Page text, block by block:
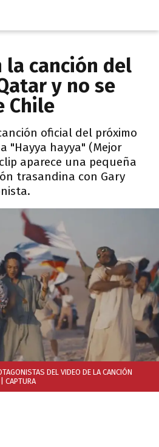
la canción del
y no se
Chile
oficial del próximo
"Hayya hayya" (Mejor
aparece una pequeña
trasandina con Gary
DEL VIDEO DE LA CANCIÓN
| CAPTURA